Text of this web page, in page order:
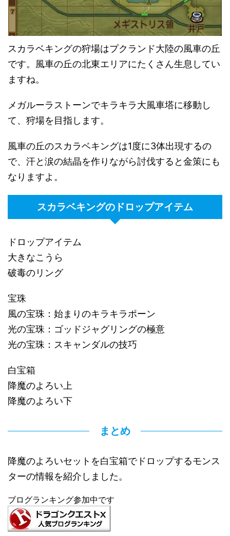
スカラベキングの狩場はプクランド大陸の風車の丘
です。風車の丘の北東エリアにたくさん生息してい
ますね。
メガルーラストーンでキラキラ大風車塔に移動し
て、狩場を目指します。
風車の丘のスカラベキングは1度に3体出現するの
で、汗と涙の結晶を作りながら討伐すると金策にも
なりますよ。
スカラベキングのドロップアイテム
ドロップアイテム
大きなこうら
破毒のリング
宝珠
風の宝珠：始まりのキラキラポーン
光の宝珠：ゴッドジャグリングの極意
光の宝珠：スキャンダルの技巧
白宝箱
降魔のよろい上
降魔のよろい下
まとめ
降魔のよろいセットを白宝箱でドロップするモンス
ターの情報を紹介しました。
ブログランキング参加中です